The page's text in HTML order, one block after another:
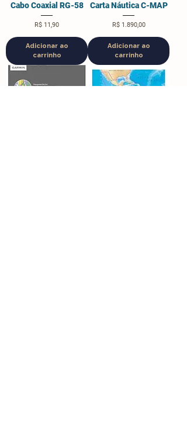
Cabo Coaxial RG-58
Preço
R$ 11,90
Adicionar ao
carrinho
Carta Náutica C-MAP
Preço
R$ 1.890,00
Adicionar ao
carrinho